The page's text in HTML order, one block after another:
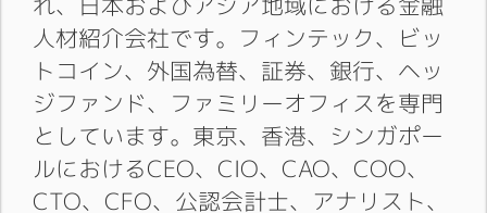
人材紹介会社です。フィンテック、ビッ
トコイン、外国為替、証券、銀行、ヘッ
ジファンド、ファミリーオフィスを専門
としています。東京、香港、シンガポー
ルにおけるCEO、CIO、CAO、COO、
CTO、CFO、公認会計士、アナリスト、